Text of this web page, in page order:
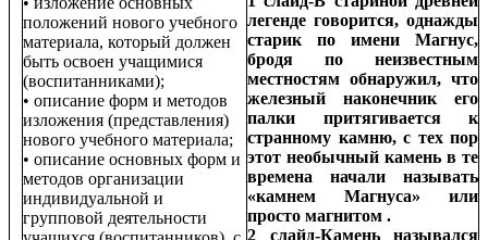
положений нового учебного
материала, который должен
быть освоен учащимися
(воспитанниками);
• описание форм и методов
изложения (представления)
нового учебного материала;
• описание основных форм и
методов организации
индивидуальной и
групповой деятельности
легенде говорится, однажды
старик по имени Магнус,
бродя по неизвестным
местностям обнаружил, что
железный наконечник его
палки притягивается к
странному камню, с тех пор
этот необычный камень в те
времена начали называть
«камнем Магнуса» или
просто магнитом .
2 слайд-Камень назывался